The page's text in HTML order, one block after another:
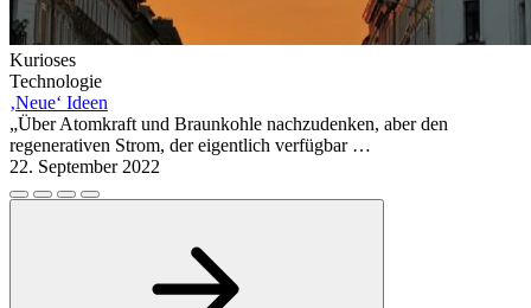
Kurioses
Technologie
‚Neue‘ Ideen
„Über Atomkraft und Braunkohle nachzudenken, aber den
regenerativen Strom, der eigentlich verfügbar …
22. September 2022